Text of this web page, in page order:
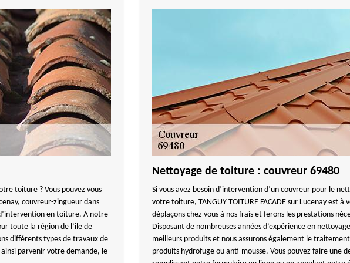
toiture ? Vous pouvez vous
couvreur-zingueur dans
en toiture. A notre
toute la région de l’ile de
différents types de travaux de
parvenir votre demande, le
Nettoyage de toiture : couvreur 69480
Si vous avez besoin d’intervention d’un couvreur pour le
votre toiture, TANGUY TOITURE FACADE sur Lucenay est à
déplaçons chez vous à nos frais et ferons les prestations
Disposant de nombreuses années d’expérience en
meilleurs produits et nous assurons également le
produits hydrofuge ou anti-mousse. Vous pouvez faire une